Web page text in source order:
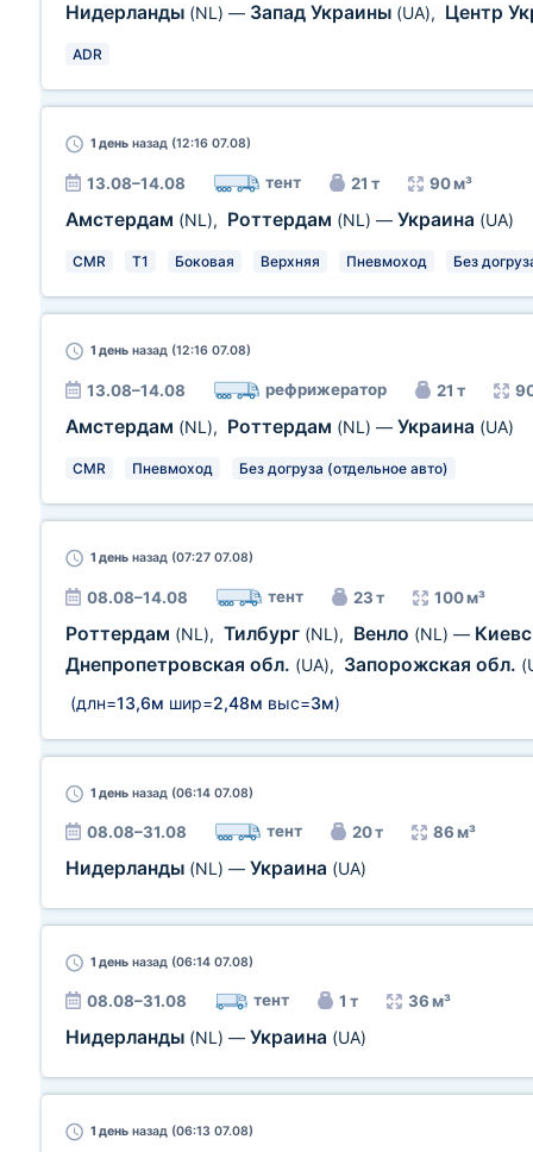
Нидерланды (NL) — Запад Украины (UA), Центр
ADR
1 день назад (12:16 07.08)
13.08–14.08 тент 21 т 90 м³
Амстердам (NL), Роттердам (NL) — Украина (UA)
CMR T1 Боковая Верхняя Пневмоход Без
1 день назад (12:16 07.08)
13.08–14.08 рефрижератор 21 т
Амстердам (NL), Роттердам (NL) — Украина (UA)
CMR Пневмоход Без догруза (отдельное авто)
1 день назад (07:27 07.08)
08.08–14.08 тент 23 т 100 м³
Роттердам (NL), Тилбург (NL), Венло (NL) —
Днепропетровская обл. (UA), Запорожская обл.
(длн=13,6м шир=2,48м выс=3м)
1 день назад (06:14 07.08)
08.08–31.08 тент 20 т 86 м³
Нидерланды (NL) — Украина (UA)
1 день назад (06:14 07.08)
08.08–31.08 тент 1 т 36 м³
Нидерланды (NL) — Украина (UA)
1 день назад (06:13 07.08)